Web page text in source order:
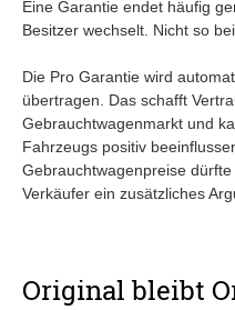
Eine Garantie endet häufig
Besitzer wechselt. Nicht so
Die Pro Garantie wird
übertragen. Das schafft
Gebrauchtwagenmarkt und
Fahrzeugs positiv
Gebrauchtwagenpreise
Verkäufer ein zusätzliches
Original bleibt